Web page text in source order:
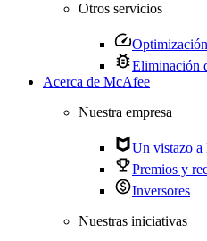
Otros servicios
Eliminación
Acerca de McAfee
Nuestra empresa
Un vistazo a
Premios y
Inversores
Nuestras iniciativas